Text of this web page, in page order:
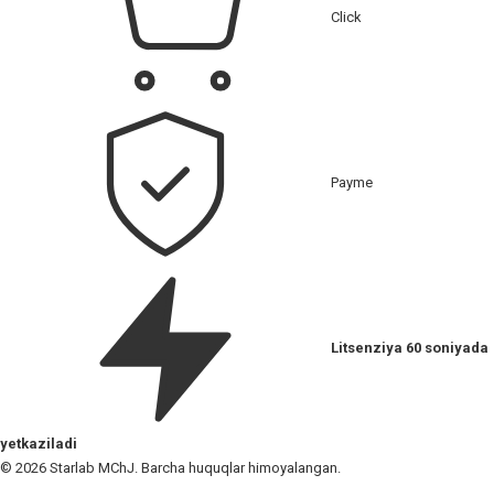
Click
Payme
Litsenziya 60 soniyada
yetkaziladi
© 2026 Starlab MChJ. Barcha huquqlar himoyalangan.